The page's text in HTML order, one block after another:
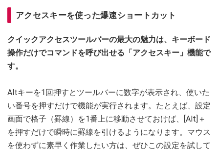
アクセスキーを使った爆速ショートカット
クイックアクセスツールバーの最大の魅力は、キーボード
操作だけでコマンドを呼び出せる「アクセスキー」機能で
す。
Altキーを1回押すとツールバーに数字が表示され、使いた
い番号を押すだけで機能が実行されます。たとえば、設定
画面で格子（罫線）を1番上に移動させておけば、[Alt]＋
を押すだけで瞬時に罫線を引けるようになります。マウス
を使わずに素早く作業したい方は、ぜひこの設定を試して